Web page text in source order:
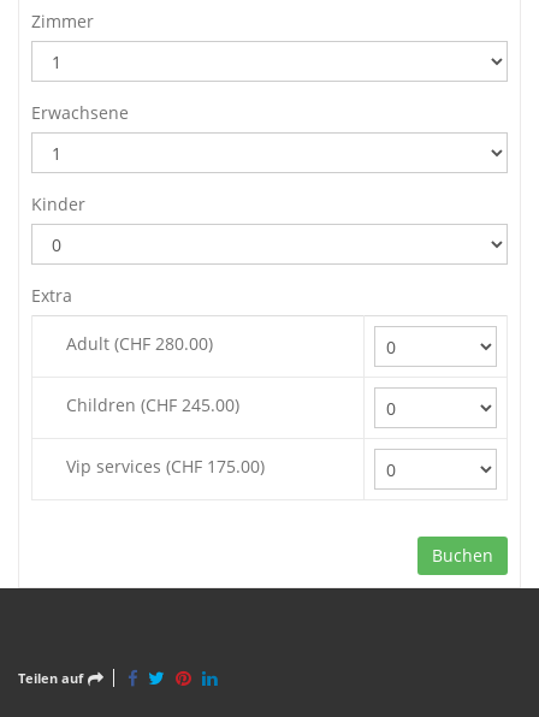
Zimmer
Erwachsene
Kinder
Extra
Adult (CHF 280.00)
Children (CHF 245.00)
Vip services (CHF 175.00)
Buchen
Teilen auf